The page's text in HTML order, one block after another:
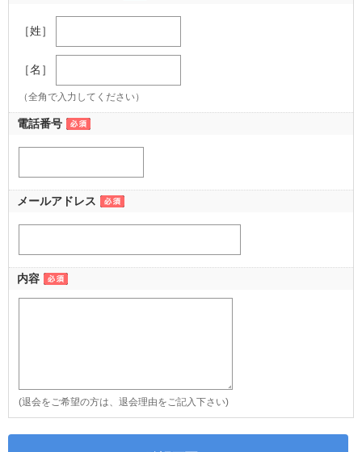
［姓］
［名］
（全角で入力してください）
電話番号
メールアドレス
内容
(退会をご希望の方は、退会理由をご記入下さい)